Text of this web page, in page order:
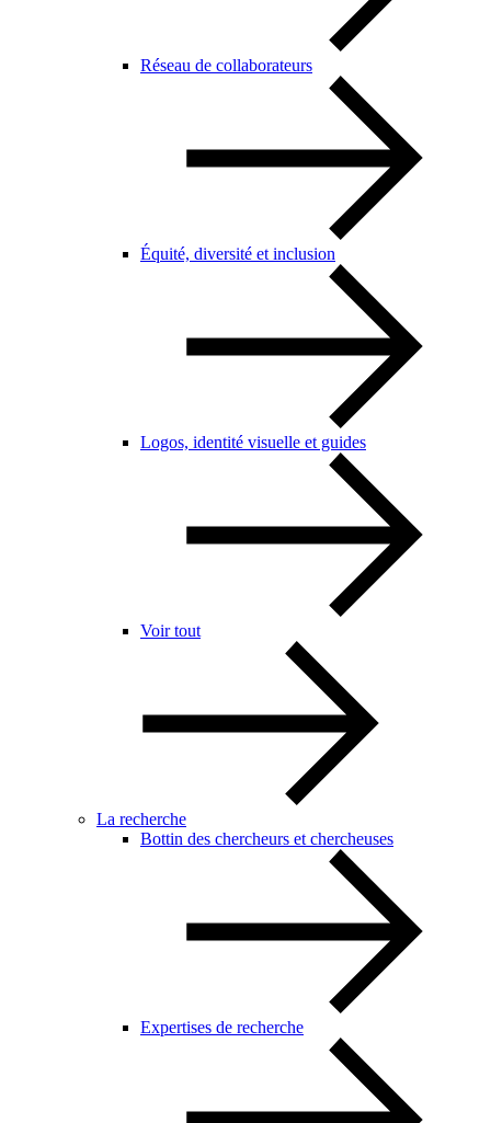
Réseau de collaborateurs
Équité, diversité et inclusion
Logos, identité visuelle et guides
Voir tout
La recherche
Bottin des chercheurs et chercheuses
Expertises de recherche